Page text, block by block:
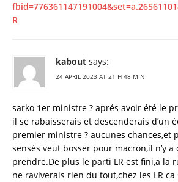
R
kabout says:
24 APRIL 2023 AT 21 H 48 MIN
sarko 1er ministre ? aprés avoir été le
il se rabaisserais et descenderais d’un
premier ministre ? aucunes chances,et
sensés veut bosser pour macron,il n’y a
prendre.De plus le parti LR est fini,a la
ne raviverais rien du tout,chez les LR